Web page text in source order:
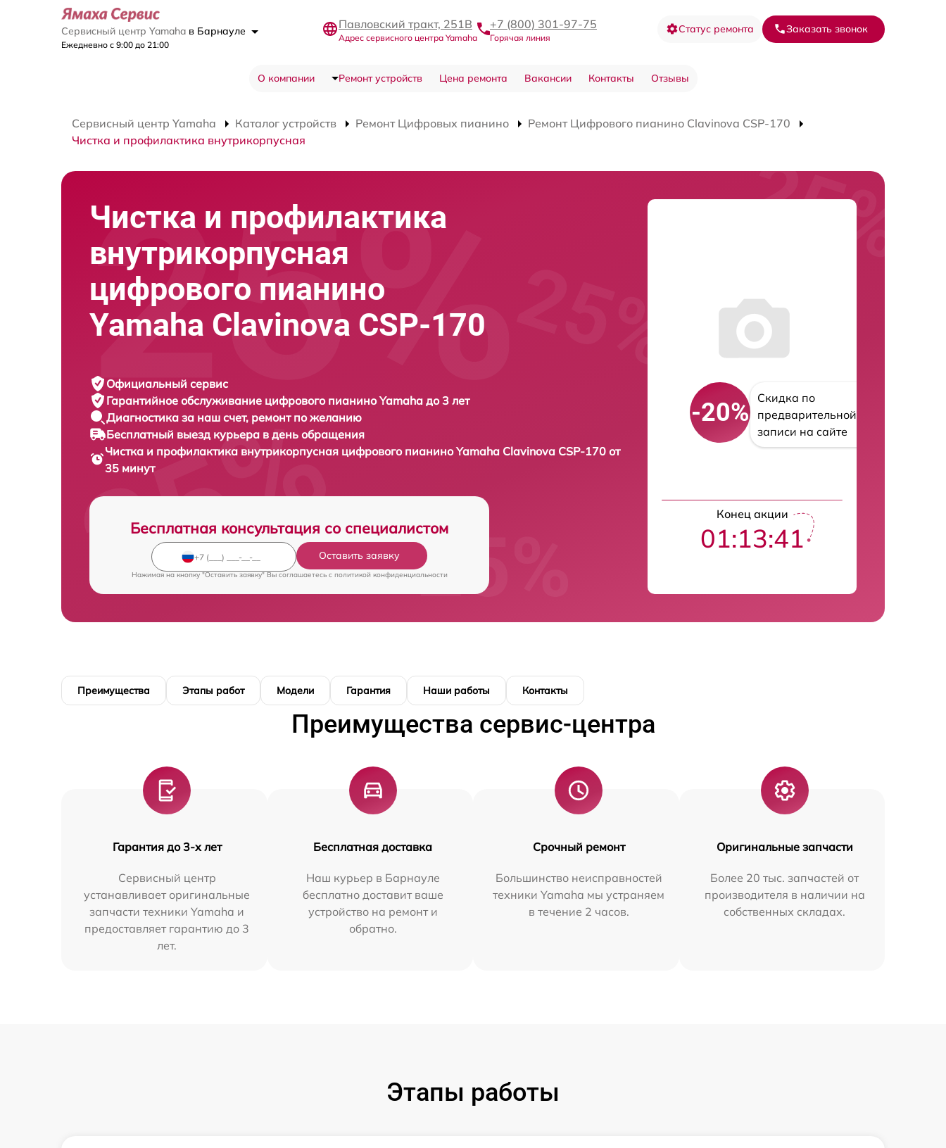
Сервисный центр Yamaha в Барнауле
Ежедневно с 9:00 до 21:00
Павловский тракт, 251В
Адрес сервисного центра Yamaha
+7 (800) 301-97-75
Горячая линия
Статус ремонта Заказать звонок
О компании Ремонт устройств Цена ремонта Вакансии Контакты Отзывы
Сервисный центр Yamaha Каталог устройств Ремонт Цифровых пианино
Ремонт Цифрового пианино Clavinova CSP-170
Чистка и профилактика внутрикорпусная
Чистка и профилактика
внутрикорпусная
цифрового пианино
Yamaha Clavinova CSP-170
Официальный сервис
Гарантийное обслуживание цифрового пианино Yamaha до 3 лет
Диагностика за наш счет, ремонт по желанию
Бесплатный выезд курьера в день обращения
Чистка и профилактика внутрикорпусная цифрового пианиноYamaha Clavinova CSP-170 от
35 минут
Бесплатная консультация со специалистом
Оставить заявку
Нажимая на кнопку "Оставить заявку" Вы соглашаетесь c политикой конфиденциальности
-20%
Скидка по
предварительной
записи на сайте
Конец акции
01:13:40
Преимущества Этапы работ Модели Гарантия Наши работы Контакты
Преимущества сервис-центра
Гарантия до 3-х лет
Сервисный центр
устанавливает оригинальные
запчасти техники Yamaha и
предоставляет гарантию до 3
лет.
Бесплатная доставка
Наш курьер в Барнауле
бесплатно доставит ваше
устройство на ремонт и
обратно.
Срочный ремонт
Большинство неисправностей
техники Yamaha мы устраняем
в течение 2 часов.
Оригинальные запчасти
Более 20 тыс. запчастей от
производителя в наличии на
собственных складах.
Этапы работы